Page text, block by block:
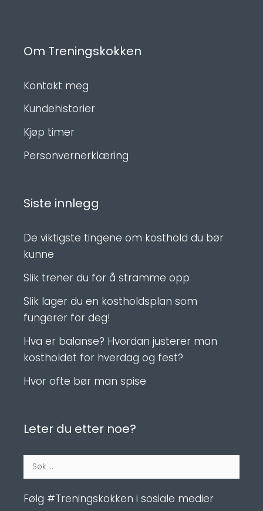
Om Treningskokken
Kontakt meg
Kundehistorier
Kjøp timer
Personvernerklæring
Siste innlegg
De viktigste tingene om kosthold du bør
kunne
Slik trener du for å stramme opp
Slik lager du en kostholdsplan som
fungerer for deg!
Hva er balanse? Hvordan justerer man
kostholdet for hverdag og fest?
Hvor ofte bør man spise
Leter du etter noe?
Søk
etter:
Følg #Treningskokken i sosiale medier